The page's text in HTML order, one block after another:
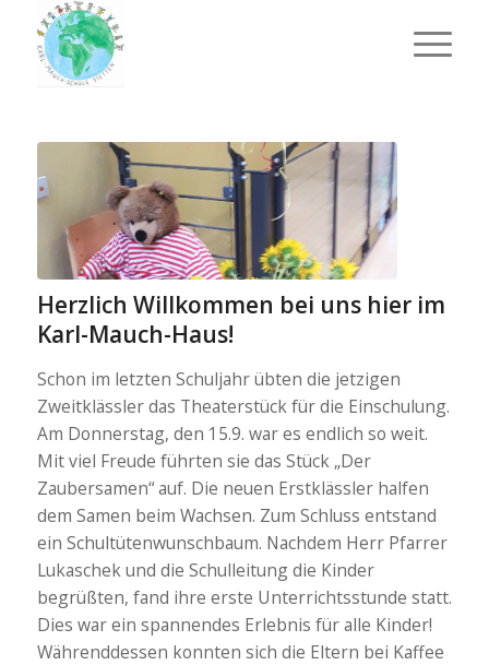
Herzlich Willkommen bei uns hier im
Karl-Mauch-Haus!
Schon im letzten Schuljahr übten die jetzigen
Zweitklässler das Theaterstück für die Einschulung.
Am Donnerstag, den 15.9. war es endlich so weit.
Mit viel Freude führten sie das Stück „Der
Zaubersamen“ auf. Die neuen Erstklässler halfen
dem Samen beim Wachsen. Zum Schluss entstand
ein Schultütenwunschbaum. Nachdem Herr Pfarrer
Lukaschek und die Schulleitung die Kinder
begrüßten, fand ihre erste Unterrichtsstunde statt.
Dies war ein spannendes Erlebnis für alle Kinder!
Währenddessen konnten sich die Eltern bei Kaffee